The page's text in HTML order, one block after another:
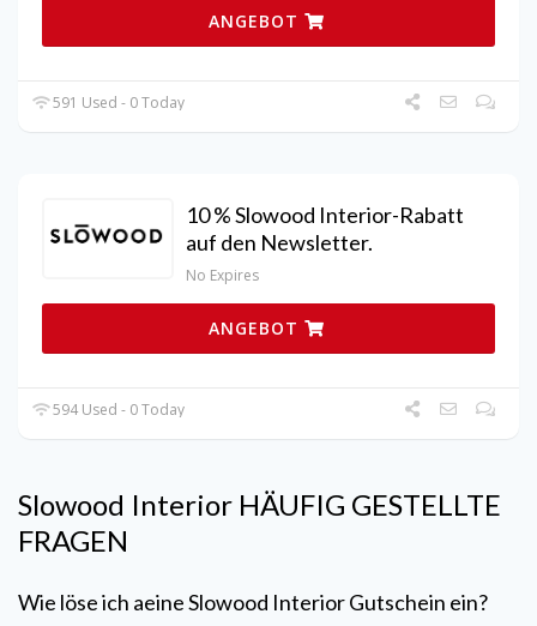
ANGEBOT
591 Used - 0 Today
10 % Slowood Interior-Rabatt
auf den Newsletter.
No Expires
ANGEBOT
594 Used - 0 Today
Slowood Interior HÄUFIG GESTELLTE
FRAGEN
Wie löse ich aeineSlowood InteriorGutschein ein?